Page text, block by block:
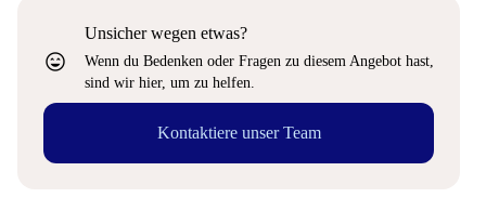
sentiment_very_satisfied
Unsicher wegen etwas?
Wenn du Bedenken oder Fragen zu diesem Angebot hast,
sind wir hier, um zu helfen.
Kontaktiere unser Team